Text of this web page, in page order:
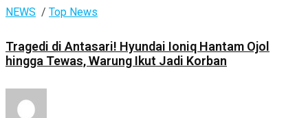
NEWS / Top News
Tragedi di Antasari! Hyundai Ioniq Hantam Ojol
hingga Tewas, Warung Ikut Jadi Korban